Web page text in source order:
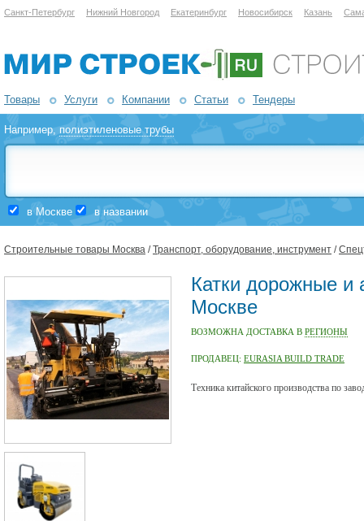
Санкт-Петербург Нижний Новгород Екатеринбург Новосибирск Казань
Товары Услуги Компании Статьи Тендеры
Например,полиэтиленовые трубы
в Москве в названии
Строительные товары Москва /Транспорт, оборудование, инструмент /
Катки дорожные и
Москве
ВОЗМОЖНА ДОСТАВКА В РЕГИОНЫ
ПРОДАВЕЦ: EURASIA BUILD TRADE
Техника китайского производства по